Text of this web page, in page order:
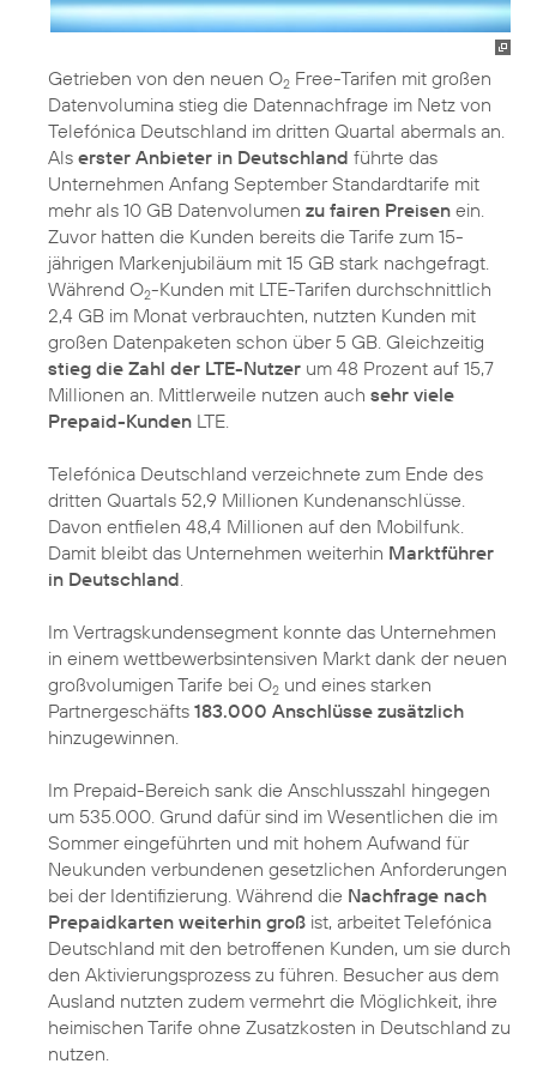
Getrieben von den neuen O2 Free-Tarifen mit großen
Datenvolumina stieg die Datennachfrage im Netz von
Telefónica Deutschland im dritten Quartal abermals an.
Als erster Anbieter in Deutschland führte das
Unternehmen Anfang September Standardtarife mit
mehr als 10 GB Datenvolumen zu fairen Preisen ein.
Zuvor hatten die Kunden bereits die Tarife zum 15-
jährigen Markenjubiläum mit 15 GB stark nachgefragt.
Während O2-Kunden mit LTE-Tarifen durchschnittlich
2,4 GB im Monat verbrauchten, nutzten Kunden mit
großen Datenpaketen schon über 5 GB. Gleichzeitig
stieg die Zahl der LTE-Nutzer um 48 Prozent auf 15,7
Millionen an. Mittlerweile nutzen auch sehr viele
Prepaid-Kunden LTE.
Telefónica Deutschland verzeichnete zum Ende des
dritten Quartals 52,9 Millionen Kundenanschlüsse.
Davon entfielen 48,4 Millionen auf den Mobilfunk.
Damit bleibt das Unternehmen weiterhin Marktführer
in Deutschland.
Im Vertragskundensegment konnte das Unternehmen
in einem wettbewerbsintensiven Markt dank der neuen
großvolumigen Tarife bei O2 und eines starken
Partnergeschäfts 183.000 Anschlüsse zusätzlich
hinzugewinnen.
Im Prepaid-Bereich sank die Anschlusszahl hingegen
um 535.000. Grund dafür sind im Wesentlichen die im
Sommer eingeführten und mit hohem Aufwand für
Neukunden verbundenen gesetzlichen Anforderungen
bei der Identifizierung. Während die Nachfrage nach
Prepaidkarten weiterhin groß ist, arbeitet Telefónica
Deutschland mit den betroffenen Kunden, um sie durch
den Aktivierungsprozess zu führen. Besucher aus dem
Ausland nutzten zudem vermehrt die Möglichkeit, ihre
heimischen Tarife ohne Zusatzkosten in Deutschland zu
nutzen.